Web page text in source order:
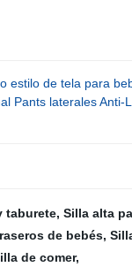
estilo de tela para
Pants laterales
taburete, Silla alta
de bebés,
de comer,